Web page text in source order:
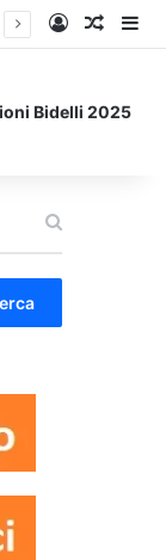
Accedi
Un
Bidelli 2025